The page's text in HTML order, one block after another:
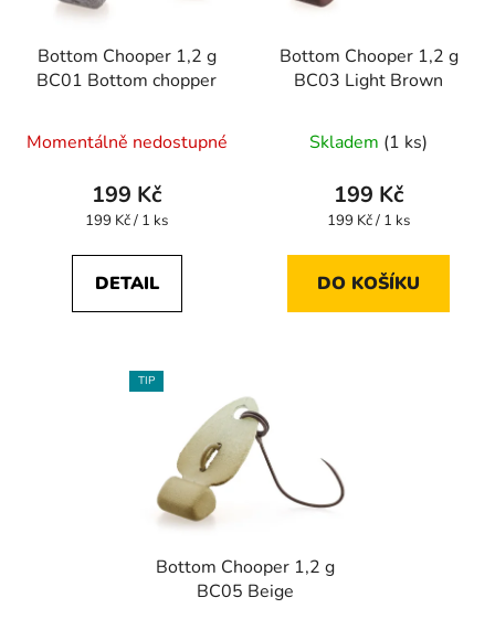
Bottom Chooper 1,2 g
BC01 Bottom chopper
Momentálně nedostupné
199 Kč
Měrná
199 Kč / 1 ks
DETAIL
Bottom Chooper 1,2 g
BC03 Light Brown
Skladem (1 ks)
199 Kč
Měrná
199 Kč / 1 ks
DO KOŠÍKU
TIP
Bottom Chooper 1,2 g
BC05 Beige